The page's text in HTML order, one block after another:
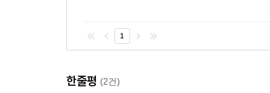
1
한줄평 (2건)